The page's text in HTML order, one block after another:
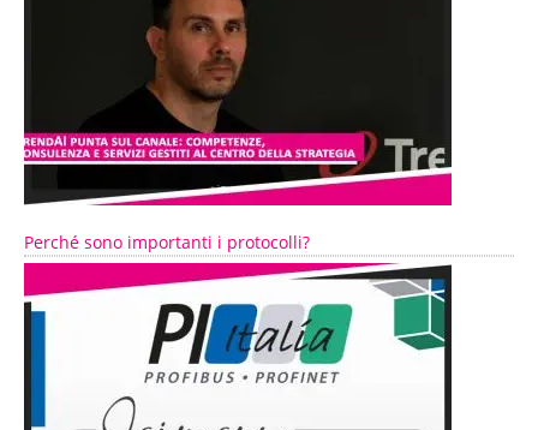
Perché sono importanti i protocolli?